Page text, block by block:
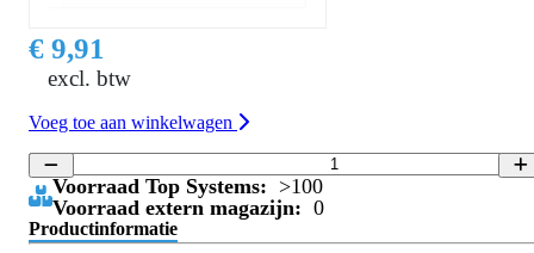
€ 9,91
excl. btw
Voeg toe aan winkelwagen
Voorraad Top Systems: >100
Voorraad extern magazijn: 0
Productinformatie